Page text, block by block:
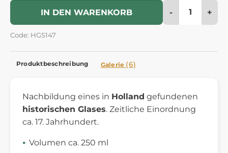
IN DEN WARENKORB - +
Code: HGS147
Produktbeschreibung Galerie (6)
Nachbildung eines in Holland gefundenen
historischen Glases. Zeitliche Einordnung
ca. 17. Jahrhundert.
Volumen ca. 250 ml